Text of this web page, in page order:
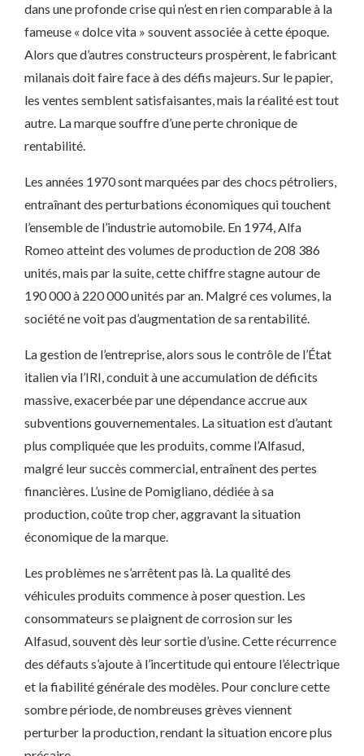
dans une profonde crise qui n’est en rien comparable à la
fameuse « dolce vita » souvent associée à cette époque.
Alors que d’autres constructeurs prospèrent, le fabricant
milanais doit faire face à des défis majeurs. Sur le papier,
les ventes semblent satisfaisantes, mais la réalité est tout
autre. La marque souffre d’une perte chronique de
rentabilité.
Les années 1970 sont marquées par des chocs pétroliers,
entraînant des perturbations économiques qui touchent
l’ensemble de l’industrie automobile. En 1974, Alfa
Romeo atteint des volumes de production de 208 386
unités, mais par la suite, cette chiffre stagne autour de
190 000 à 220 000 unités par an. Malgré ces volumes, la
société ne voit pas d’augmentation de sa rentabilité.
La gestion de l’entreprise, alors sous le contrôle de l’État
italien via l’IRI, conduit à une accumulation de déficits
massive, exacerbée par une dépendance accrue aux
subventions gouvernementales. La situation est d’autant
plus compliquée que les produits, comme l’Alfasud,
malgré leur succès commercial, entraînent des pertes
financières. L’usine de Pomigliano, dédiée à sa
production, coûte trop cher, aggravant la situation
économique de la marque.
Les problèmes ne s’arrêtent pas là. La qualité des
véhicules produits commence à poser question. Les
consommateurs se plaignent de corrosion sur les
Alfasud, souvent dès leur sortie d’usine. Cette récurrence
des défauts s’ajoute à l’incertitude qui entoure l’électrique
et la fiabilité générale des modèles. Pour conclure cette
sombre période, de nombreuses grèves viennent
perturber la production, rendant la situation encore plus